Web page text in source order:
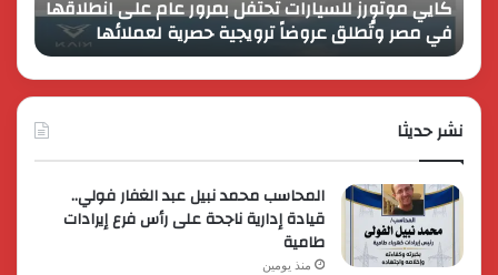
في
مصر
وتُطلق
عروضاً
ترويجية
حصرية
كايي موتورز للسيارات تحتفل بمرور عام على انطلاقها
في مصر وتُطلق عروضاً ترويجية حصرية لعملائها
جديدة
نشر حديثا
المحاسب محمد نبيل عبد الغفار فولي..
قيادة إدارية ناجحة على رأس فرع إيرادات
طامية
منذ يومين